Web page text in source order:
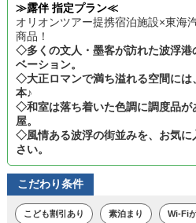
≫露伴 指定プラン≪
オリオンツアー提携宿泊施設×東海
商品！
◇多くの文人・墨客が訪れた波浮港
ベーション。
◇大正ロマンで満ち溢れる空間には
本♪
◇和室は落ち着いた色調に調度品が
屋。
◇風情ある波浮の街並みを、お気に
さい。
こだわり条件
こども割引あり 素泊まり Wi-Fi